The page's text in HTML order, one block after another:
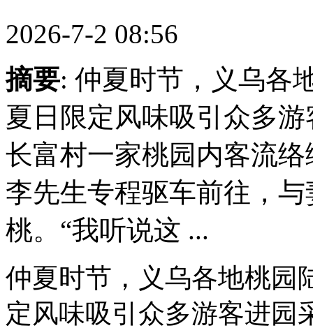
2026-7-2 08:56
摘要: 仲夏时节，义乌各
夏日限定风味吸引众多
长富村一家桃园内客流
李先生专程驱车前往，
桃。“我听说这 ...
仲夏时节，义乌各地桃园
定风味吸引众多游客进园